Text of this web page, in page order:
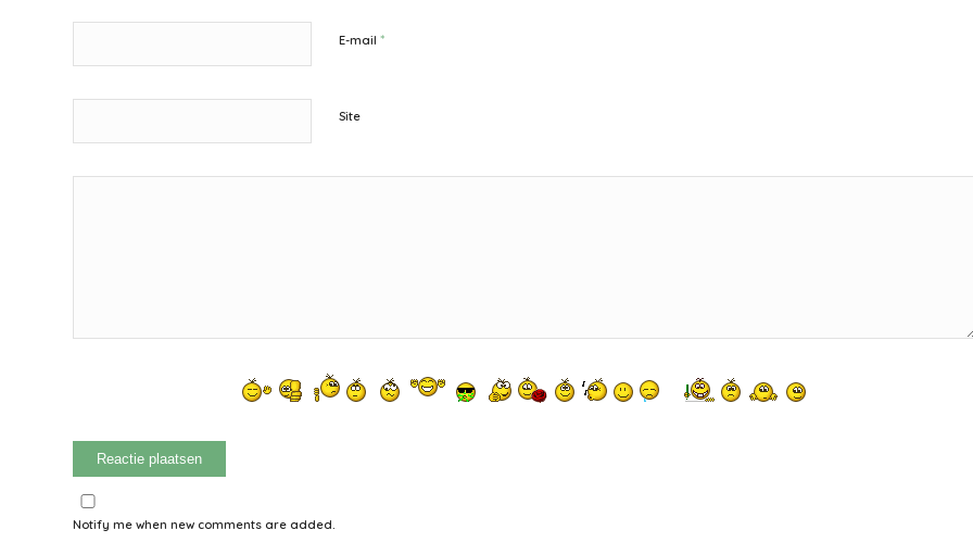
E-mail *
Site
Notify me when new comments are added.